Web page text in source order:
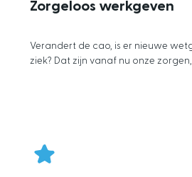
Zorgeloos werkgeven
Verandert de cao, is er nieuwe
ziek? Dat zijn vanaf nu onze